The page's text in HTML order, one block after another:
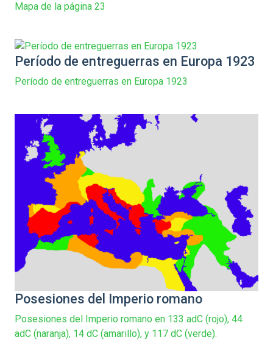
Mapa de la página 23
Período de entreguerras en Europa 1923
Período de entreguerras en Europa 1923
Posesiones del Imperio romano
Posesiones del Imperio romano en 133 adC (rojo), 44
adC (naranja), 14 dC (amarillo), y 117 dC (verde).